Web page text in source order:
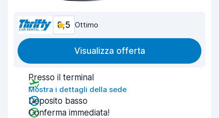
8,5 Ottimo
Visualizza offerta
Presso il terminal
Mostra i dettagli della sede
Deposito basso
Conferma immediata!